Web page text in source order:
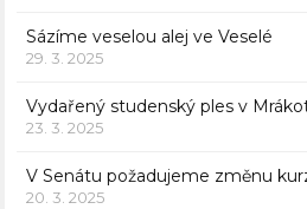
Sázíme veselou alej ve Veselé
29. 3. 2025
Vydařený studenský ples v
23. 3. 2025
V Senátu požadujeme změnu
20. 3. 2025